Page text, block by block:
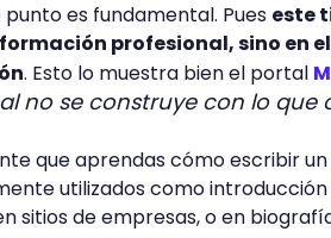
punto es fundamental. Pues este
profesional, sino en
. Esto lo muestra bien el portal
no se construye con lo que
que aprendas cómo escribir
utilizados como
sitios de empresas, o en